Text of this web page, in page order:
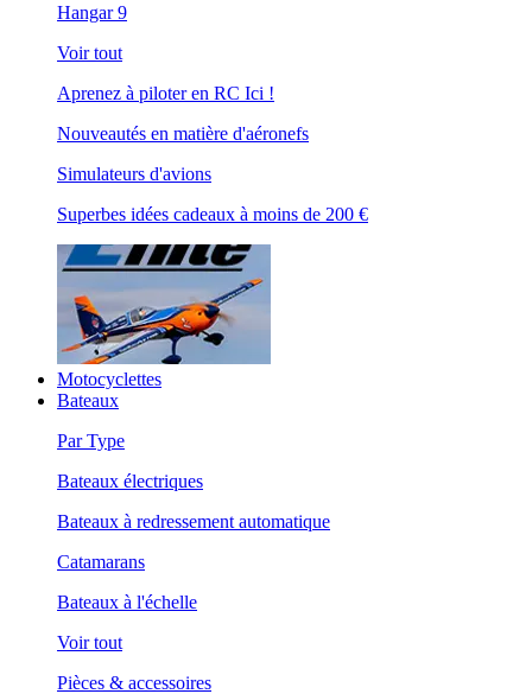
Hangar 9
Voir tout
Aprenez à piloter en RC Ici !
Nouveautés en matière d'aéronefs
Simulateurs d'avions
Superbes idées cadeaux à moins de 200 €
Motocyclettes
Bateaux
Par Type
Bateaux électriques
Bateaux à redressement automatique
Catamarans
Bateaux à l'échelle
Voir tout
Pièces & accessoires